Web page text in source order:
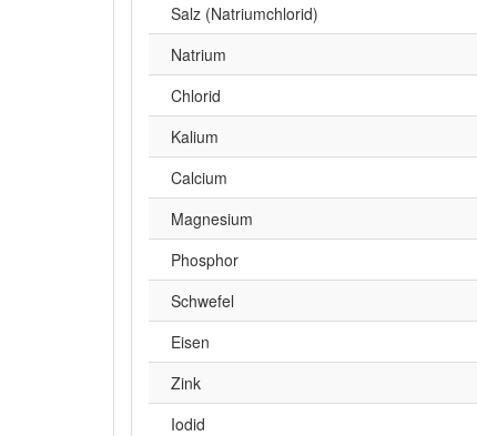
Salz (Natriumchlorid)
Natrium
Chlorid
Kalium
Calcium
Magnesium
Phosphor
Schwefel
Eisen
Zink
Iodid